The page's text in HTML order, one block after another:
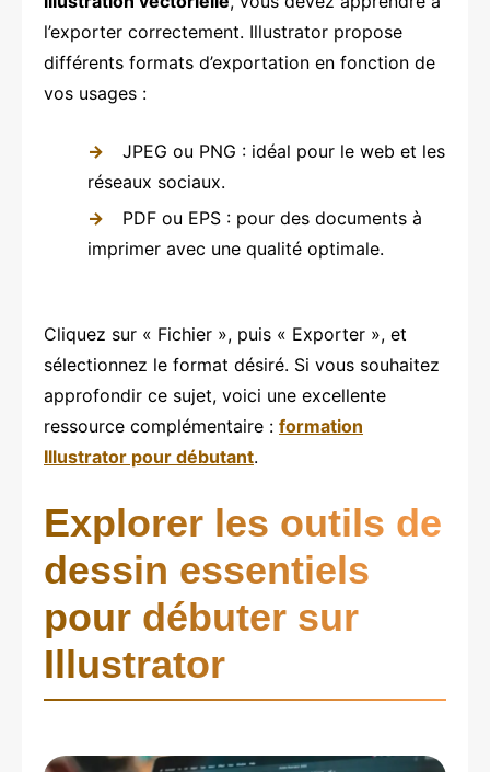
l’exporter correctement. Illustrator propose
différents formats d’exportation en fonction de
vos usages :
JPEG ou PNG : idéal pour le web et les
réseaux sociaux.
PDF ou EPS : pour des documents à
imprimer avec une qualité optimale.
Cliquez sur « Fichier », puis « Exporter », et
sélectionnez le format désiré. Si vous souhaitez
approfondir ce sujet, voici une excellente
ressource complémentaire : formation
Illustrator pour débutant.
Explorer les outils de
dessin essentiels
pour débuter sur
Illustrator